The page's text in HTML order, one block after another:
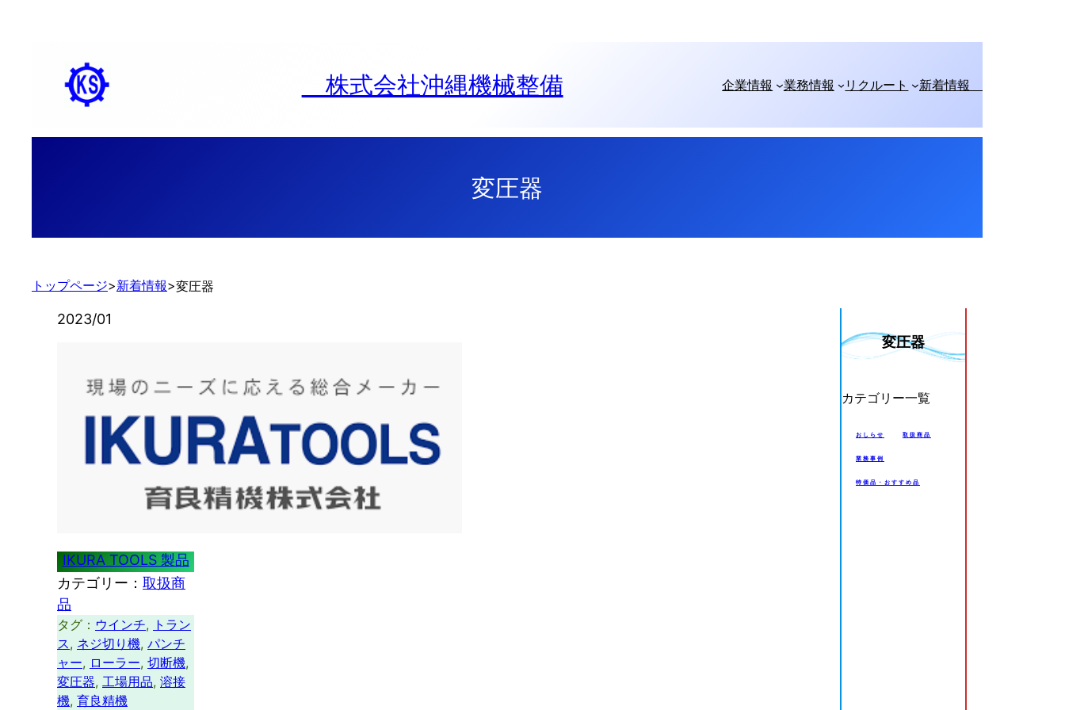
株式会社沖縄機械整備 企業情報 業務情報 リクルート 新着情報
変圧器
トップページ>新着情報>変圧器
2023/01
IKURA TOOLS 製品
カテゴリー： 取扱商
品
タグ： ウインチ, トラン
ス, ネジ切り機, パンチ
ャー, ローラー, 切断機
変圧器, 工場用品, 溶接
機, 育良精機
変圧器
カテゴリー一覧
おしらせ 取扱商品
業務事例
特価品・おすすめ品